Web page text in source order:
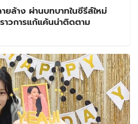
ยล้าง ผ่านบทบาทในซีรีส์ใหม่
าวการแก้แค้นน่าติดตาม